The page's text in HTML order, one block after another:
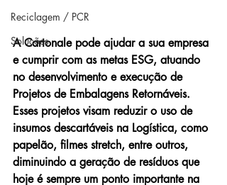
Reciclagem / PCR
Soluções
A Cartonale pode ajudar a sua empresa
e cumprir com as metas ESG, atuando
no desenvolvimento e execução de
Projetos de Embalagens Retornáveis.
Esses projetos visam reduzir o uso de
insumos descartáveis na Logística, como
papelão, filmes stretch, entre outros,
diminuindo a geração de resíduos que
hoje é sempre um ponto importante na